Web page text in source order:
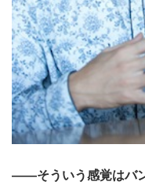
――そういう感覚はバ